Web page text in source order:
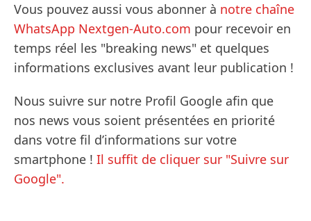
Vous pouvez aussi vous abonner à notre chaîne
WhatsApp Nextgen-Auto.com pour recevoir en
temps réel les "breaking news" et quelques
informations exclusives avant leur publication !
Nous suivre sur notre Profil Google afin que
nos news vous soient présentées en priorité
dans votre fil d’informations sur votre
smartphone ! Il suffit de cliquer sur "Suivre sur
Google".